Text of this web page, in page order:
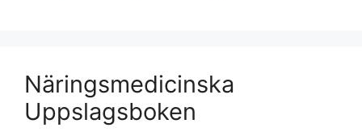
Näringsmedicinska
Uppslagsboken